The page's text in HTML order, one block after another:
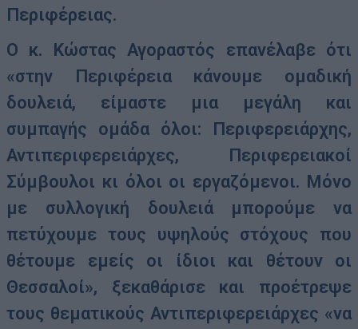
Περιφέρειας.
Ο κ. Κώστας Αγοραστός επανέλαβε ότι
«στην Περιφέρεια κάνουμε ομαδική
δουλειά, είμαστε μια μεγάλη και
συμπαγής ομάδα όλοι: Περιφερειάρχης,
Αντιπεριφερειάρχες, Περιφερειακοί
Σύμβουλοι κι όλοι οι εργαζόμενοι. Μόνο
με συλλογική δουλειά μπορούμε να
πετύχουμε τους υψηλούς στόχους που
θέτουμε εμείς οι ίδιοι και θέτουν οι
Θεσσαλοί», ξεκαθάρισε και προέτρεψε
τους θεματικούς Αντιπεριφερειάρχες «να